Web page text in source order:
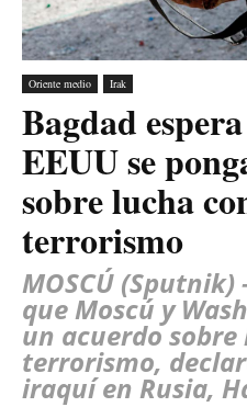
Oriente medio Irak
Bagdad
EEUU se
sobre lucha
terrorismo
MOSCÚ
que Moscú y
un acuerdo
terrorismo,
iraquí en Rusia,